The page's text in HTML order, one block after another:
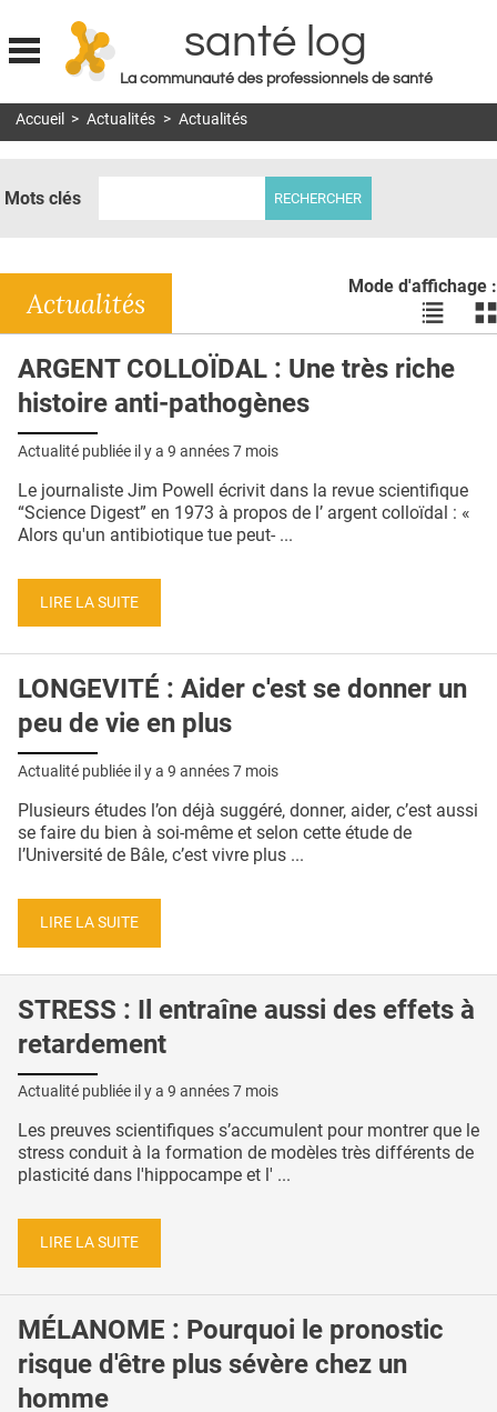
Jump to navigation
santé log
La communauté des professionnels de santé
MON COMPTE
DOSSIERS
RÉSEAUX
E-REVUE SAD
QUI SOMMES-NOUS ?
CONDITIONS GÉNÉRALES
CRÉDITS
Accueil > Actualités > Actualités
Mots clés
Mode d'affichage :
Voir
les
en
les
Actualités
ARGENT COLLOÏDAL : Une très riche
histoire anti-pathogènes
Actualité publiée il y a 9 années 7 mois
Le journaliste Jim Powell écrivit dans la revue scientifique
“Science Digest” en 1973 à propos de l’ argent colloïdal : «
Alors qu'un antibiotique tue peut- ...
LIRE LA SUITE
LONGEVITÉ : Aider c'est se donner un
peu de vie en plus
Actualité publiée il y a 9 années 7 mois
Plusieurs études l’on déjà suggéré, donner, aider, c’est aussi
se faire du bien à soi-même et selon cette étude de
l’Université de Bâle, c’est vivre plus ...
LIRE LA SUITE
STRESS : Il entraîne aussi des effets à
retardement
Actualité publiée il y a 9 années 7 mois
Les preuves scientifiques s’accumulent pour montrer que le
stress conduit à la formation de modèles très différents de
plasticité dans l'hippocampe et l' ...
LIRE LA SUITE
MÉLANOME : Pourquoi le pronostic
risque d'être plus sévère chez un
homme